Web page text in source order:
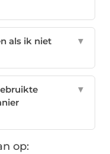
als ik niet
▼
▼
op: